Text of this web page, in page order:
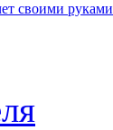
своими руками